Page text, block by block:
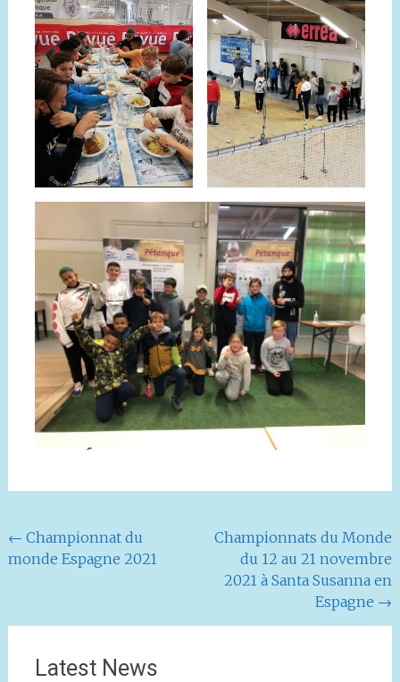
Navigation
de
← Championnat du
monde Espagne 2021
Championnats du Monde
du 12 au 21 novembre
2021 à Santa Susanna en
Espagne →
Latest News